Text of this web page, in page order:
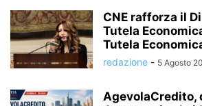
CNE rafforza il
Tutela
Tutela
redazione - 5 Agosto
AgevolaCredito,